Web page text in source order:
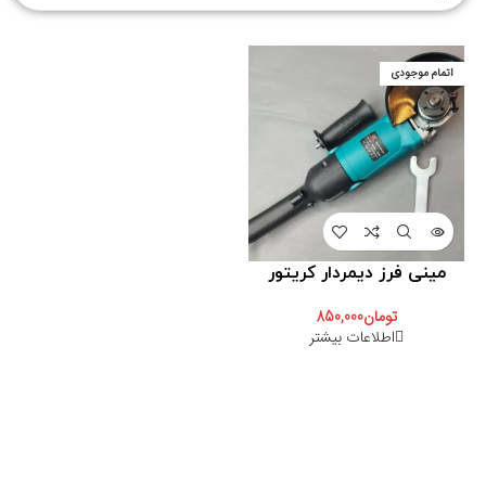
اتمام موجودی
مینی فرز دیمردار کریتور
تومان850,000
اطلاعات بیشتر